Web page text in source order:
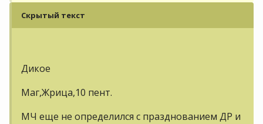
Скрытый текст
Дикое
Маг,Жрица,10 пент.
МЧ еще не определился с празднованием ДР и